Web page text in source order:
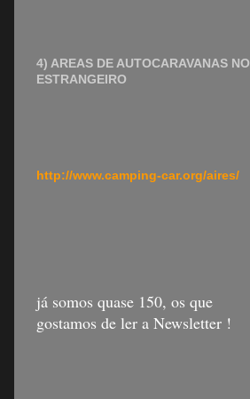
4) AREAS DE AUTOCARAVANAS NO
ESTRANGEIRO
http://www.camping-car.org/aires/
já somos quase 150, os que
gostamos de ler a Newsletter !